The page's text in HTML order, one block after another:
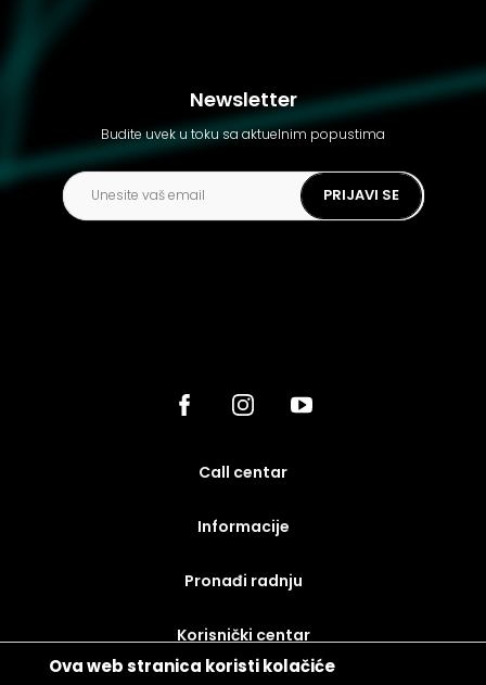
Ova web stranica koristi kolačiće
Newsletter
Budite uvek u toku sa aktuelnim popustima
PRIJAVI SE
call centar
Informacije
Pronađi radnju
korisnički centar